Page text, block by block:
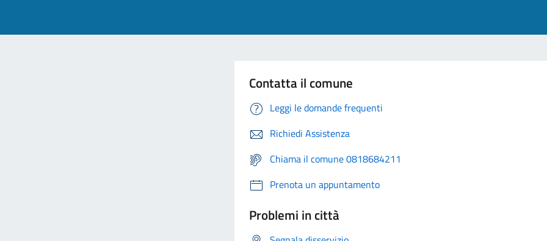
Contatta il comune
Leggi le domande frequenti
Richiedi Assistenza
Chiama il comune 0818684211
Prenota un appuntamento
Problemi in città